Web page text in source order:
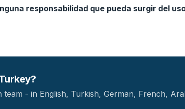
responsabilidad que pueda surgir del
- in English, Turkish, German, French,